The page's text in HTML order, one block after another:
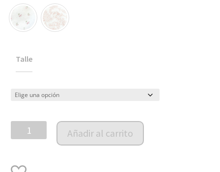
Talle
Newborn
Box
PIMA
Añadir al carrito